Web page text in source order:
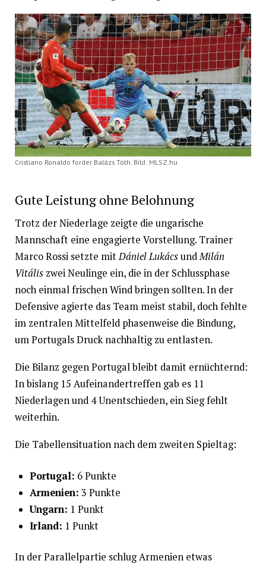
Cristiano Ronaldo forder Balázs Tóth. Bild: MLSZ.hu
Gute Leistung ohne Belohnung
Trotz der Niederlage zeigte die ungarische
Mannschaft eine engagierte Vorstellung. Trainer
Marco Rossi setzte mitDániel LukácsundMilán
Vitáliszwei Neulinge ein, die in der Schlussphase
noch einmal frischen Wind bringen sollten. In der
Defensive agierte das Team meist stabil, doch fehlte
im zentralen Mittelfeld phasenweise die Bindung,
um Portugals Druck nachhaltig zu entlasten.
Die Bilanz gegen Portugal bleibt damit ernüchternd:
In bislang 15 Aufeinandertreffen gab es 11
Niederlagen und 4 Unentschieden, ein Sieg fehlt
weiterhin.
Die Tabellensituation nach dem zweiten Spieltag:
Portugal: 6 Punkte
Armenien: 3 Punkte
Ungarn: 1 Punkt
Irland: 1 Punkt
In der Parallelpartie schlug Armenien etwas